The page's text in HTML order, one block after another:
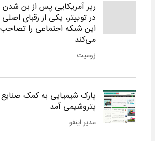
رپر آمریکایی پس از بن شدن
در توییتر، یکی از رقبای اصلی
این شبکه اجتماعی را تصاحب
می‌کند
زومیت
پارک شیمیایی به کمک صنایع
پتروشیمی آمد
مدیر اینفو